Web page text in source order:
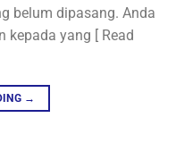
belum dipasang. Anda
kepada yang [ Read
→